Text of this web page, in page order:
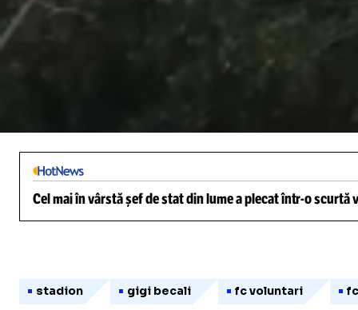
Cel mai în vârstă șef de stat din lume a plecat într-o scurtă
stadion gigi becali fc voluntari